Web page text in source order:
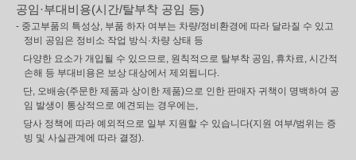
공임·부대비용(시간/탈부착 공임 등)
- 중고부품의 특성상, 부품 하자 여부는 차량/정비환경에 따라 달라질 수 있고
정비 공임은 정비소 작업 방식·차량 상태 등
다양한 요소가 개입될 수 있으므로, 원칙적으로 탈부착 공임, 휴차료, 시간적
손해 등 부대비용은 보상 대상에서 제외됩니다.
단, 오배송(주문한 제품과 상이한 제품)으로 인한 판매자 귀책이 명백하여 공
임 발생이 통상적으로 예견되는 경우에는,
당사 정책에 따라 예외적으로 일부 지원할 수 있습니다(지원 여부/범위는 증
빙 및 사실관계에 따라 결정).